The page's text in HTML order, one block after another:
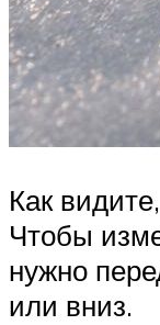
Как
Чтобы
нужно
или вниз.